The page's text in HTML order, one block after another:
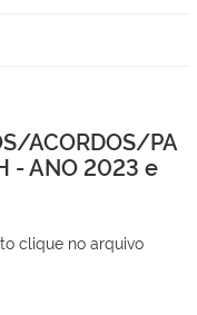
ACORDOS/PA
- ANO 2023 e
clique no arquivo